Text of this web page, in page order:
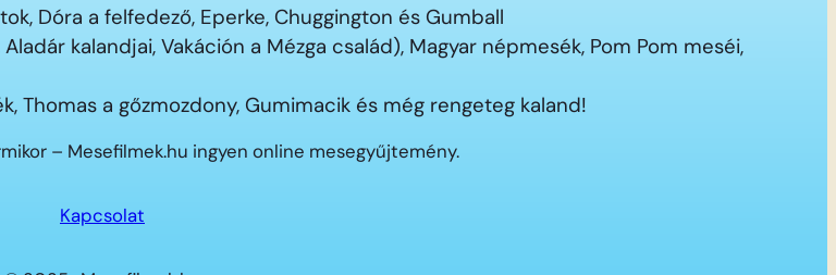
Dóra a felfedező, Eperke, Chuggington és Gumball
kalandjai, Vakáción a Mézga család), Magyar népmesék, Pom Pom meséi,
Thomas a gőzmozdony, Gumimacik és még rengeteg kaland!
– Mesefilmek.hu ingyen online mesegyűjtemény.
Kapcsolat